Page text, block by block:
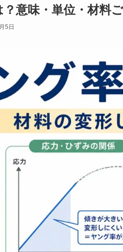
？意味・単位・材料
5日